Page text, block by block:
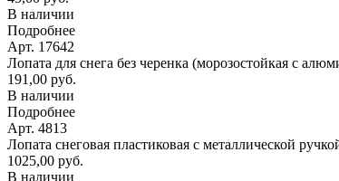
В наличии
Подробнее
Арт. 17642
Лопата для снега без черенка (морозостойкая с
191,00 руб.
В наличии
Подробнее
Арт. 4813
Лопата снеговая пластиковая с металлической
1025,00 руб.
В наличии